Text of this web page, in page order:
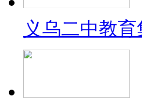
义乌二中教